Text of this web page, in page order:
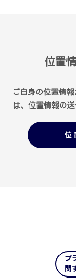
位置
ご自身の位置情
は、位置情報の
位
プ
関